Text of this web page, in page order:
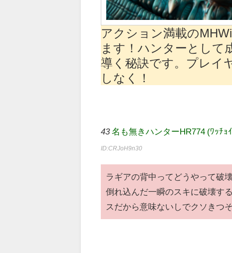
アクション満載の
ます！ハンターとして
導く秘訣です。プレイ
しなく！
43 名も無きハンターHR774 (ﾜｯﾁｮ
ID:CRJoH9n30
ラギアの背中ってどうやって破
倒れ込んだ一瞬のスキに破壊す
スだから意味ないしでクソきつ